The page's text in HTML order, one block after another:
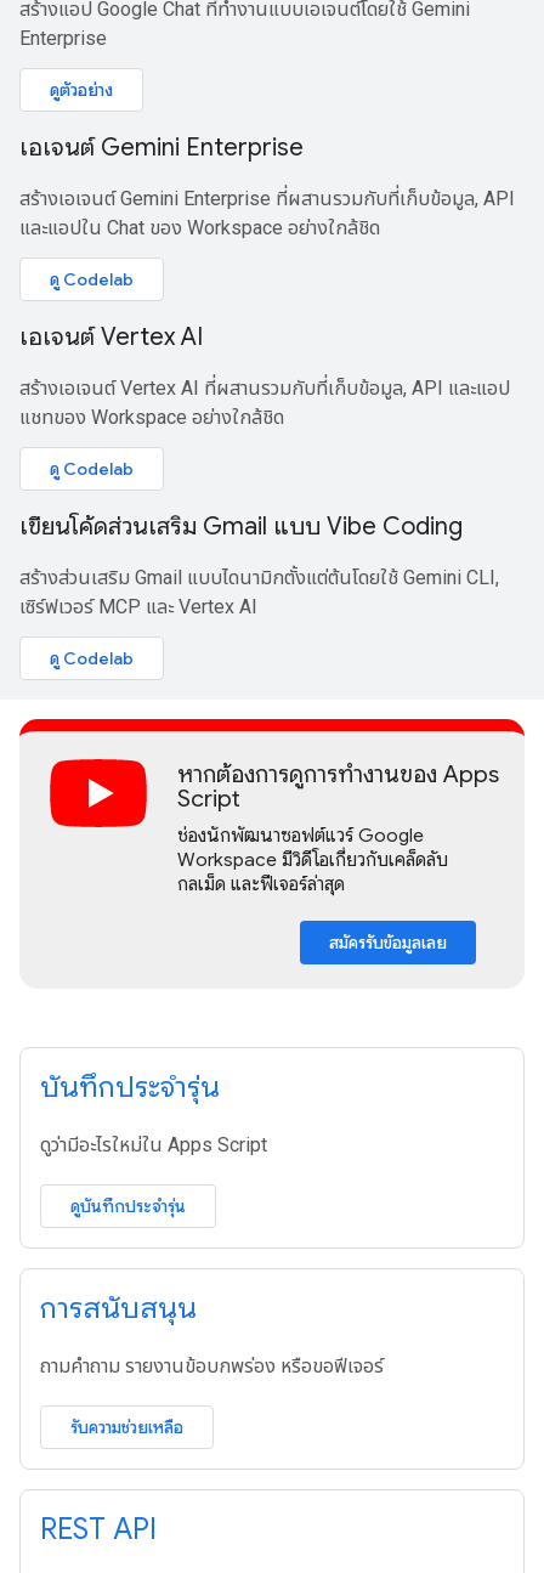
สร้างแอป Google Chat ที่ทำงานแบบเอเจนต์โดยใช้ Gemini
Enterprise
ดูตัวอย่าง
เอเจนต์ Gemini Enterprise
สร้างเอเจนต์ Gemini Enterprise ที่ผสานรวมกับที่เก็บข้อมูล, API
และแอปใน Chat ของ Workspace อย่างใกล้ชิด
ดู Codelab
เอเจนต์ Vertex AI
สร้างเอเจนต์ Vertex AI ที่ผสานรวมกับที่เก็บข้อมูล, API และแอป
แชทของ Workspace อย่างใกล้ชิด
ดู Codelab
เขียนโค้ดส่วนเสริม Gmail แบบ Vibe Coding
สร้างส่วนเสริม Gmail แบบไดนามิกตั้งแต่ต้นโดยใช้ Gemini CLI,
เซิร์ฟเวอร์ MCP และ Vertex AI
ดู Codelab
หากต้องการดูการทำงานของ Apps
Script
ช่องนักพัฒนาซอฟต์แวร์ Google
Workspace มีวิดีโอเกี่ยวกับเคล็ดลับ
กลเม็ด และฟีเจอร์ล่าสุด
สมัครรับข้อมูลเลย
บันทึกประจำรุ่น
ดูว่ามีอะไรใหม่ใน Apps Script
ดูบันทึกประจำรุ่น
การสนับสนุน
ถามคำถาม รายงานข้อบกพร่อง หรือขอฟีเจอร์
รับความช่วยเหลือ
REST API